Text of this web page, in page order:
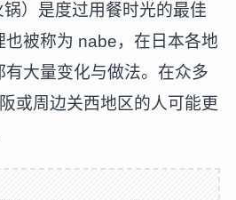
锅）是度过用餐时光的最佳
也被称为 nabe，在日本各地
大量变化与做法。在众多
或周边关西地区的人可能更